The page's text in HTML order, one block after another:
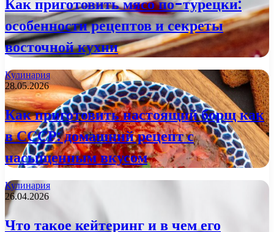
особенности рецептов и секреты
восточной кухни
Кулинария
28.05.2026
Как приготовить настоящий борщ как
в СССР: домашний рецепт с
насыщенным вкусом
Кулинария
26.04.2026
Что такое кейтеринг и в чем его